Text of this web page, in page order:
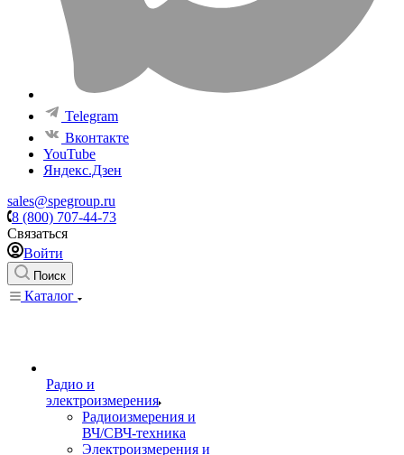
Telegram
Вконтакте
YouTube
Яндекс.Дзен
sales@spegroup.ru
8 (800) 707-44-73
Связаться
Войти
Поиск
Каталог
Радио и
электроизмерения
Радиоизмерения и
ВЧ/СВЧ-техника
Электроизмерения и